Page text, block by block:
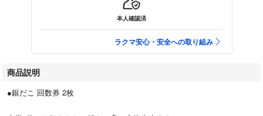
本人確認済
ラクマ安心・安全への取り組み
商品説明
●銀だこ 回数券 2枚